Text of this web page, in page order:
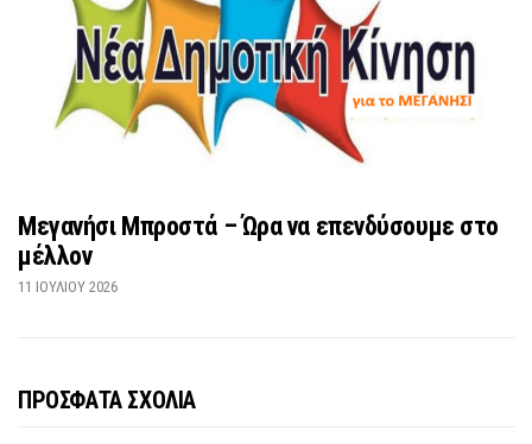
Μεγανήσι Μπροστά – Ώρα να επενδύσουμε στο
μέλλον
11 ΙΟΥΛΊΟΥ 2026
ΠΡΟΣΦΑΤΑ ΣΧΟΛΙΑ